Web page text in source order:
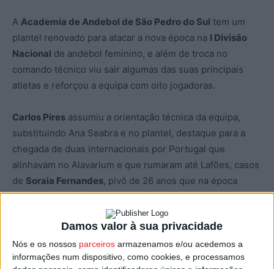
Damos valor à sua privacidade
Nós e os nossos parceiros armazenamos e/ou acedemos a
informações num dispositivo, como cookies, e processamos
A Academia de Andebol de São Pedro do Sul tem um
plantel renovado para atacar a nova época na I Divisão
Nacional de andebol feminino, e além de troca no
comando técnico viu sair algumas das suas principais
atletas e reforçou a equipa com oito jogadoras.
Carlos Pires assumiu a orientação técnica da equipa,
substituindo Ana Seabra e no plantel, destaque para a
chegada de duas internacionais por Portugal que
alinhavam no Alavarium e que rumaram até Lafões, casos
de Soraia Fernandes, pivô de 26 anos que na época
passada apontou 73 golos em 30 partidas eMónica
, lateral esquerda com passagens por equipas da
Alemanha e de Espanha, e que na época passada na
formação de Aveiro marcou 139 golos em 31 encontros.